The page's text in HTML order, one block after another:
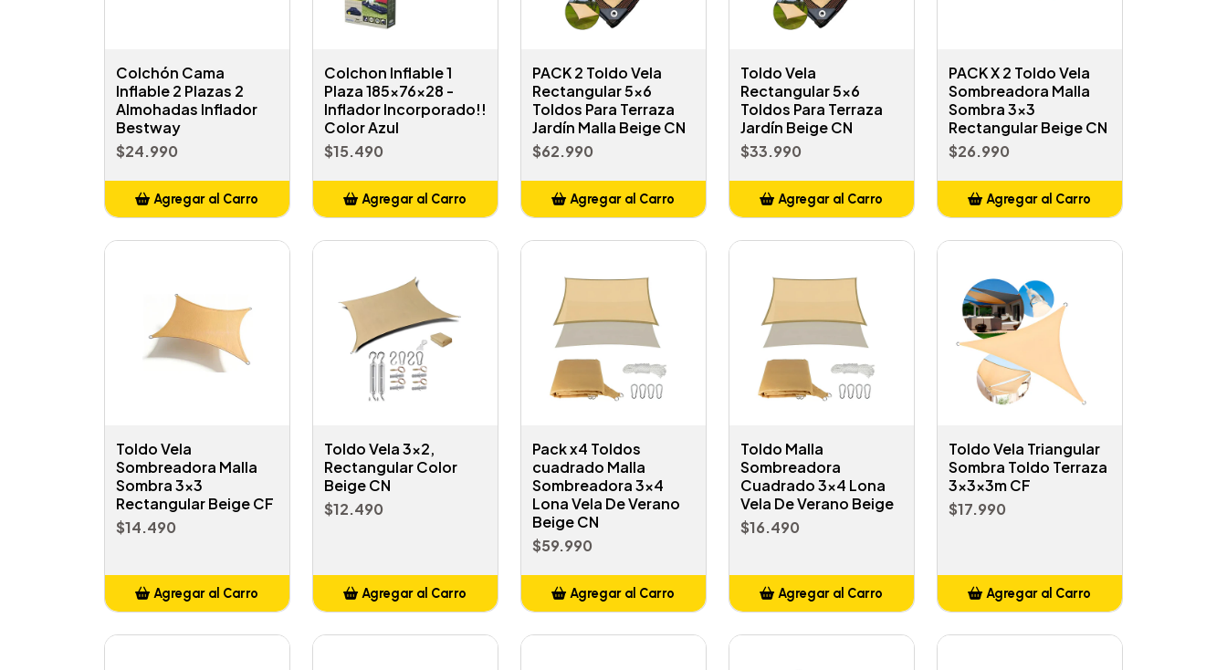
Colchón Cama
Inflable 2 Plazas 2
Almohadas Inflador
Bestway
$24.990
Agregar al Carro
Colchon Inflable 1
Plaza 185x76x28 -
Inflador Incorporado!!
Color Azul
$15.490
Agregar al Carro
PACK 2 Toldo Vela
Rectangular 5x6
Toldos Para Terraza
Jardín Malla Beige CN
$62.990
Agregar al Carro
Toldo Vela
Rectangular 5x6
Toldos Para Terraza
Jardín Beige CN
$33.990
Agregar al Carro
PACK X 2 Toldo Vela
Sombreadora Malla
Sombra 3x3
Rectangular Beige CN
$26.990
Agregar al Carro
Toldo Vela
Sombreadora Malla
Sombra 3x3
Rectangular Beige CF
$14.490
Agregar al Carro
Toldo Vela 3x2,
Rectangular Color
Beige CN
$12.490
Agregar al Carro
Pack x4 Toldos
cuadrado Malla
Sombreadora 3x4
Lona Vela De Verano
Beige CN
$59.990
Agregar al Carro
Toldo Malla
Sombreadora
Cuadrado 3x4 Lona
Vela De Verano Beige
$16.490
Agregar al Carro
Toldo Vela Triangular
Sombra Toldo Terraza
3x3x3m CF
$17.990
Agregar al Carro